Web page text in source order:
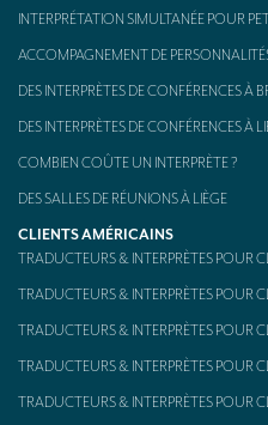
INTERPRÉTATION SIMULTANÉE POUR
ACCOMPAGNEMENT DE
DES INTERPRÈTES DE CONFÉRENCES À
DES INTERPRÈTES DE CONFÉRENCES À
COMBIEN COÛTE UN INTERPRÈTE ?
DES SALLES DE RÉUNIONS À LIÈGE
CLIENTS AMÉRICAINS
TRADUCTEURS & INTERPRÈTES POUR
TRADUCTEURS & INTERPRÈTES POUR
TRADUCTEURS & INTERPRÈTES POUR
TRADUCTEURS & INTERPRÈTES POUR
TRADUCTEURS & INTERPRÈTES POUR